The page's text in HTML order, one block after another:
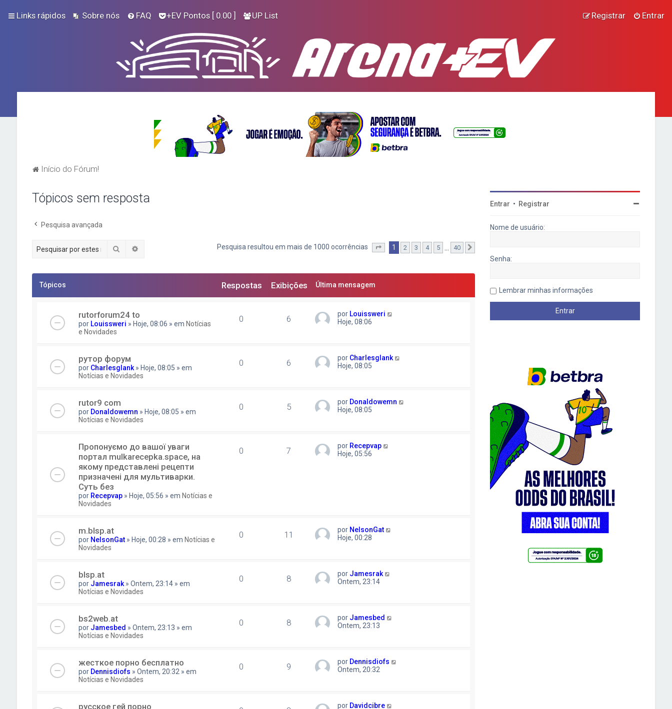
Links rápidos Sobre nós FAQ +EV Pontos [ 0.00 ] UP List Entrar
Registrar
Início do Fórum!
Tópicos sem resposta
Pesquisa avançada
Pesquisar Pesquisa resultou em mais de 1000 ocorrências Página 1de40
1 2 3 4 5 40
Tópicos Respostas Exibições Última mensagem
rutorforum24 to
por Louissweri » Hoje, 08:06 » em Notícias
e Novidades
0 6 por Louissweri
Hoje, 08:06
рутор форум
por Charlesglank » Hoje, 08:05 » em
Notícias e Novidades
0 6 por Charlesglank
Hoje, 08:05
rutor9 com
por Donaldowemn » Hoje, 08:05 » em
Notícias e Novidades
0 5 por Donaldowemn
Hoje, 08:05
Пропонуємо до вашої уваги
портал mulkarecepka.space, на
якому представлені рецепти
призначені для мультиварки.
Суть без
por Recepvap » Hoje, 05:56 » em Notícias e
Novidades
0 7 por Recepvap
Hoje, 05:56
m.blsp.at
por NelsonGat » Hoje, 00:28 » em Notícias e
Novidades
0 11 por NelsonGat
Hoje, 00:28
blsp.at
por Jamesrak » Ontem, 23:14 » em
Notícias e Novidades
0 8 por Jamesrak
Ontem, 23:14
bs2web.at
por Jamesbed » Ontem, 23:13 » em
Notícias e Novidades
0 8 por Jamesbed
Ontem, 23:13
жесткое порно бесплатно
por Dennisdiofs » Ontem, 20:32 » em
Notícias e Novidades
0 9 por Dennisdiofs
Ontem, 20:32
русское гей порно por Davidcibre
Entrar • Registrar
Nome de usuário:
Senha:
Lembrar minhas informações